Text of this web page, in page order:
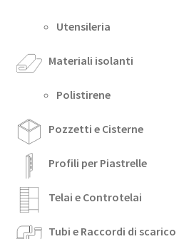
Utensileria
Materiali isolanti
Polistirene
Pozzetti e Cisterne
Profili per Piastrelle
Telai e Controtelai
Tubi e Raccordi di scarico